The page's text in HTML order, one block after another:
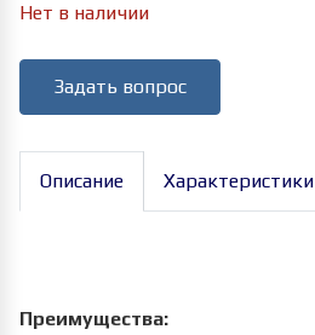
Нет в наличии
Задать вопрос
Описание Характеристики
Преимущества: